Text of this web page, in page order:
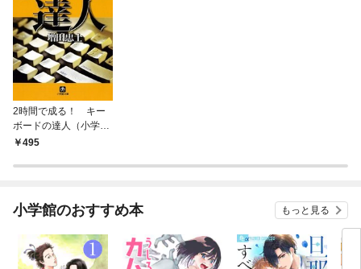
2時間で成る！ キー
ボードの達人（小学館
文庫）
495
小学館のおすすめ本 もっと見る